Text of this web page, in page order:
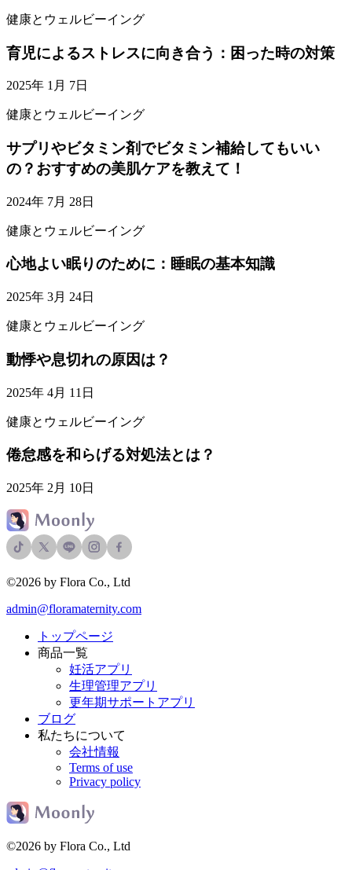
健康とウェルビーイング
育児によるストレスに向き合う：困った時の対策
2025年 1月 7日
健康とウェルビーイング
サプリやビタミン剤でビタミン補給してもいい
の？おすすめの美肌ケアを教えて！
2024年 7月 28日
健康とウェルビーイング
心地よい眠りのために：睡眠の基本知識
2025年 3月 24日
健康とウェルビーイング
動悸や息切れの原因は？
2025年 4月 11日
健康とウェルビーイング
倦怠感を和らげる対処法とは？
2025年 2月 10日
©2026 by Flora Co., Ltd
admin@floramaternity.com
トップページ
商品一覧
妊活アプリ
生理管理アプリ
更年期サポートアプリ
ブログ
私たちについて
会社情報
Terms of use
Privacy policy
©2026 by Flora Co., Ltd